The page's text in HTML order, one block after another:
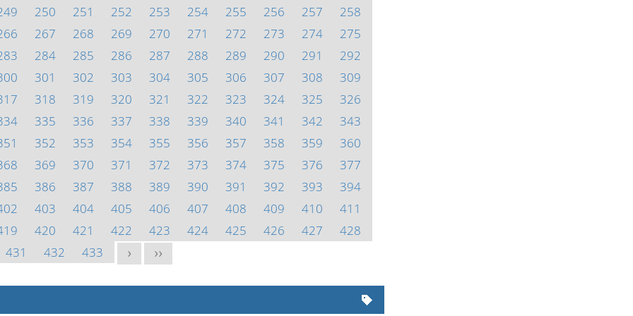
250 251 252 253 254 255 256 257
258
267 268 269 270 271 272 273 274
275
284 285 286 287 288 289 290 291
292
301 302 303 304 305 306 307 308
309
318 319 320 321 322 323 324 325
326
335 336 337 338 339 340 341 342
343
352 353 354 355 356 357 358 359
360
369 370 371 372 373 374 375 376
377
386 387 388 389 390 391 392 393
394
403 404 405 406 407 408 409 410
411
420 421 422 423 424 425 426 427
428
431
432 433 > >>